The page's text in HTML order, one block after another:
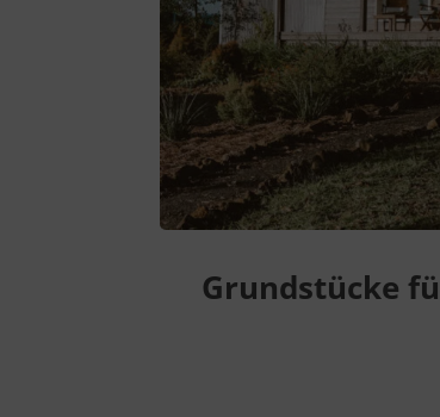
Grundstücke